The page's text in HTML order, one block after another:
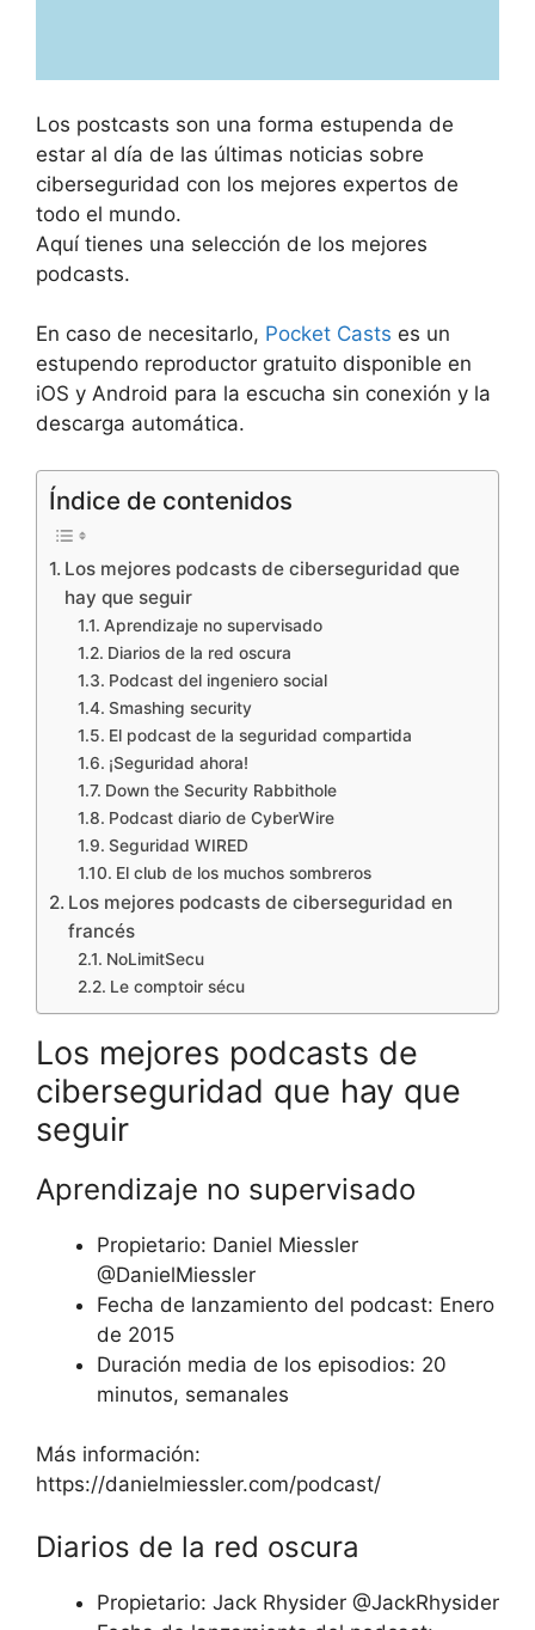
Los postcasts son una forma estupenda de
estar al día de las últimas noticias sobre
ciberseguridad con los mejores expertos de
todo el mundo.
Aquí tienes una selección de los mejores
podcasts.
En caso de necesitarlo, Pocket Casts es un
estupendo reproductor gratuito disponible en
iOS y Android para la escucha sin conexión y la
descarga automática.
Índice de contenidos
Los mejores podcasts de ciberseguridad que
hay que seguir
Aprendizaje no supervisado
Diarios de la red oscura
Podcast del ingeniero social
Smashing security
El podcast de la seguridad compartida
¡Seguridad ahora!
Down the Security Rabbithole
Podcast diario de CyberWire
Seguridad WIRED
El club de los muchos sombreros
Los mejores podcasts de ciberseguridad en
francés
NoLimitSecu
Le comptoir sécu
Los mejores podcasts de
ciberseguridad que hay que
seguir
Aprendizaje no supervisado
Propietario: Daniel Miessler
@DanielMiessler
Fecha de lanzamiento del podcast: Enero
de 2015
Duración media de los episodios: 20
minutos, semanales
Más información:
https://danielmiessler.com/podcast/
Diarios de la red oscura
Propietario: Jack Rhysider @JackRhysider